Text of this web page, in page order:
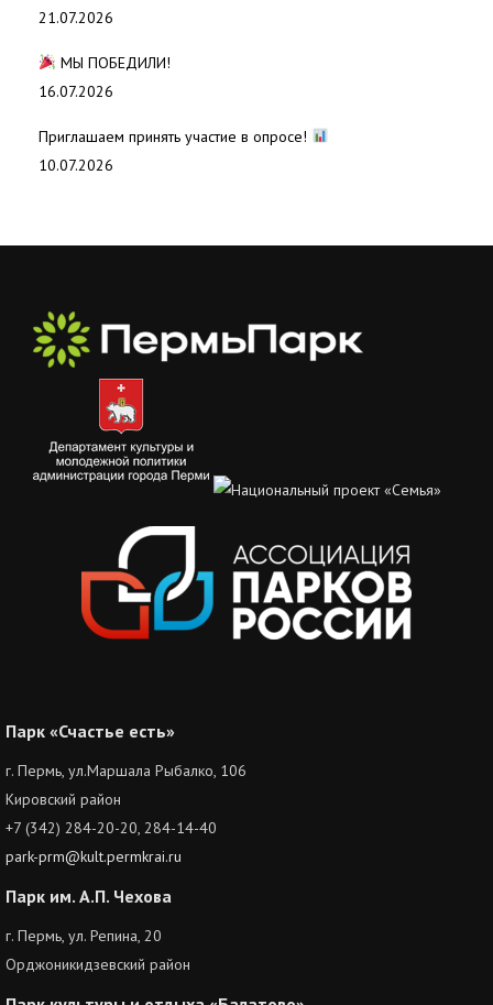
21.07.2026
МЫ ПОБЕДИЛИ!
16.07.2026
Приглашаем принять участие в опросе!
10.07.2026
Парк «Счастье есть»
г. Пермь, ул.Маршала Рыбалко, 106
Кировский район
+7 (342) 284-20-20, 284-14-40
park-prm@kult.permkrai.ru
Парк им. А.П. Чехова
г. Пермь, ул. Репина, 20
Орджоникидзевский район